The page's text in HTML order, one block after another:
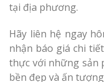
tại địa phương.
Hãy liên hệ ngay
nhận báo giá chi
thực với những sản
bền đẹp và ấn